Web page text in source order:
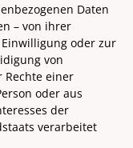
Daten
– von ihrer
oder zur
von
Rechte einer
oder aus
der
verarbeitet